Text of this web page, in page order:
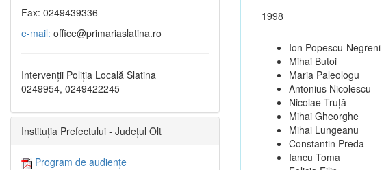
1998
Ion Popescu-Negreni
Mihai Butoi
Maria Paleologu
Antonius Nicolescu
Nicolae Truţă
Mihai Gheorghe
Mihai Lungeanu
Constantin Preda
Iancu Toma
Fax: 0249439336
e-mail: office@primariaslatina.ro
Intervenții Poliția Locală Slatina
0249954, 0249422245
Instituția Prefectului - Județul Olt
Program de audiențe